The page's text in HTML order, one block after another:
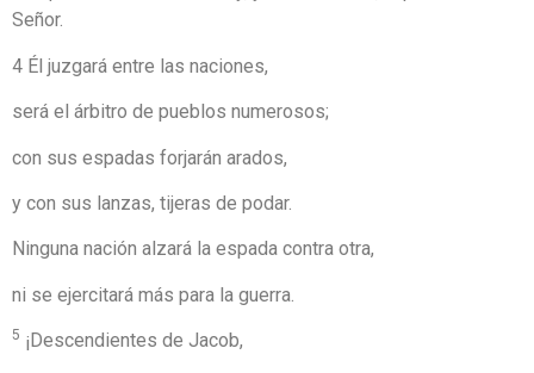
Señor.
4 Él juzgará entre las naciones,
será el árbitro de pueblos numerosos;
con sus espadas forjarán arados,
y con sus lanzas, tijeras de podar.
Ninguna nación alzará la espada contra otra,
ni se ejercitará más para la guerra.
5 ¡Descendientes de Jacob,